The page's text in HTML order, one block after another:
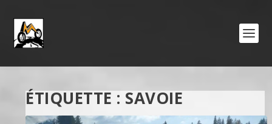
ÉTIQUETTE :SAVOIE